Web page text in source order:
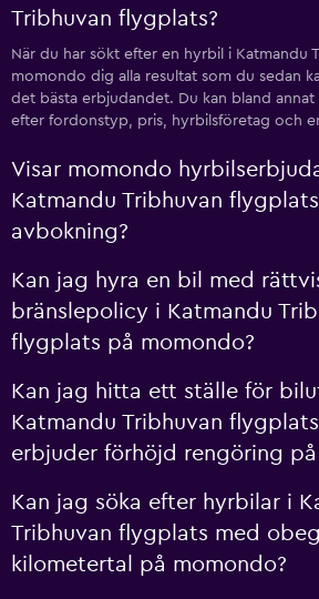
Tribhuvan flygplats?
När du har sökt efter en hyrbil i Katmandu
momondo dig alla resultat som du sedan
det bästa erbjudandet. Du kan bland
efter fordonstyp, pris, hyrbilsföretag och
Visar momondo
Katmandu Tribhuvan
avbokning?
Kan jag hyra en bil med
bränslepolicy i Katmandu
flygplats på momondo?
Kan jag hitta ett ställe för
Katmandu Tribhuvan
erbjuder förhöjd rengöring
Kan jag söka efter hyrbilar i
Tribhuvan flygplats med
kilometertal på momondo?